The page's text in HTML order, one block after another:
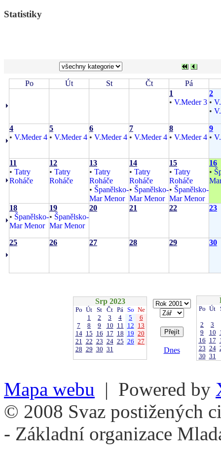
Statistiky
Po Út St Čt
Pá
1
• V.Meder 3
2
•
•
4
• V.Meder 4
5
• V.Meder 4
6
• V.Meder 4
7
• V.Meder 4
8
• V.Meder 4
9
•
11
• Tatry
Roháče
12
• Tatry
Roháče
13
• Tatry
Roháče
• Španělsko-
Mar Menor
14
• Tatry
Roháče
• Španělsko-
Mar Menor
15
• Tatry
Roháče
• Španělsko-
Mar Menor
16
•
18
• Španělsko-
Mar Menor
19
• Španělsko-
Mar Menor
20 21 22 23
25 26 27 28 29 30
Srp 2023
Po Út St Čt Pá So Ne
1
2 3 4 5
6
7
8 9 10 11 12 13
14 15 16 17 18 19 20
21 22 23 24 25 26 27
28 29 30 31 Dnes
Po Út
2
3
9
10
16 17
23 24
30 31
Mapa webu | Powered by
© 2008 Svaz postižených
- Základní organizace